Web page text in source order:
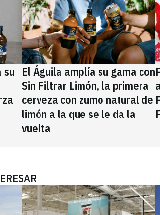
su
El Águila amplía su gama con
Sin Filtrar Limón, la primera
cerveza con zumo natural de
limón a la que se le da la
vuelta